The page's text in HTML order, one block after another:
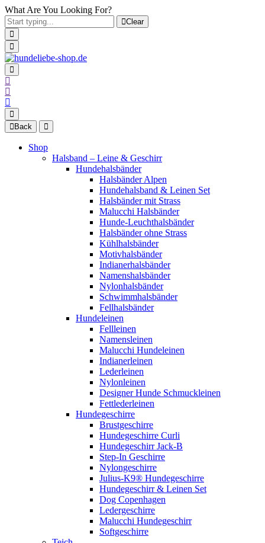
What Are You Looking For?
Clear
Back
Shop
Halsband – Leine & Geschirr
Hundehalsbänder
Halsbänder Alpen
Hundehalsband & Leinen Set
Halsbänder mit Strass
Malucchi Halsbänder
Hunde-Leuchthalsbänder
Halsbänder ohne Strass
Kühlhalsbänder
Motivhalsbänder
Indianerhalsbänder
Namenshalsbänder
Nylonhalsbänder
Schwimmhalsbänder
Fellhalsbänder
Hundeleinen
Fellleinen
Namensleinen
Malucchi Hundeleinen
Indianerleinen
Lederleinen
Nylonleinen
Designer Hunde Schmuckleinen
Fettlederleinen
Hundegeschirre
Brustgeschirre
Hundegeschirre Curli
Hundegeschirr Jack-B
Step-In Geschirre
Nylongeschirre
Julius-K9® Hundegeschirre
Hundegeschirr & Leinen Set
Dog Copenhagen
Ledergeschirre
Malucchi Hundegeschirr
Softgeschirre